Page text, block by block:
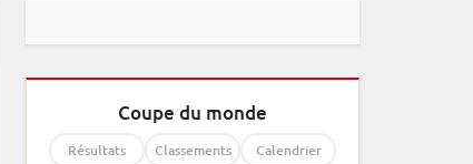
Coupe du monde
Résultats Classements Calendrier